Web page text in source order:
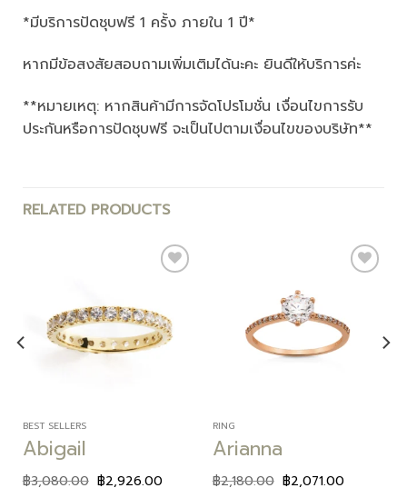
*มีบริการปัดชุบฟรี 1 ครั้ง ภายใน 1 ปี*
หากมีข้อสงสัยสอบถามเพิ่มเติมได้นะคะ ยินดีให้บริการค่ะ
**หมายเหตุ: หากสินค้ามีการจัดโปรโมชั่น เงื่อนไขการรับ
ประกันหรือการปัดชุบฟรี จะเป็นไปตามเงื่อนไขของบริษัท**
RELATED PRODUCTS
Add to
wishlist
BEST SELLERS
Abigail
฿3,080.00 ฿2,926.00
Add to
wishlist
RING
Arianna
฿2,180.00 ฿2,071.00